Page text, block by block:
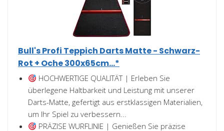
Bull's Profi Teppich Darts Matte - Schwarz-
Rot + Oche 300x65cm...*
HOCHWERTIGE QUALITÄT | Erleben Sie
überlegene Haltbarkeit und Leistung mit unserer
Darts-Matte, gefertigt aus erstklassigen Materialien,
um Ihr Spiel zu verbessern...
PRÄZISE WURFLINIE | Genießen Sie präzise